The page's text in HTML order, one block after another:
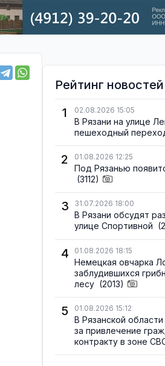
Рейтинг новостей
1
02.08.2026 15:05
В Рязани на улице
пешеходный
2 01.08.2026 12:25
Под Рязанью
(3112)
3 31.07.2026 18:00
В Рязани обсудят
улице Спортивной
4 01.08.2026 18:15
Немецкая овчарка
заблудившихся
лесу (2013)
5 01.08.2026 15:12
В Рязанской
за привлечение
контракту в зоне